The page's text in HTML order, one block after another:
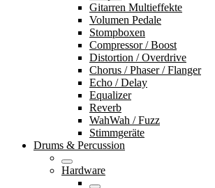
Gitarren Multieffekte
Volumen Pedale
Stompboxen
Compressor / Boost
Distortion / Overdrive
Chorus / Phaser / Flanger
Echo / Delay
Equalizer
Reverb
WahWah / Fuzz
Stimmgeräte
Drums & Percussion
Hardware